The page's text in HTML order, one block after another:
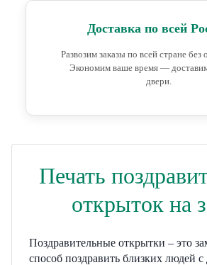
Доставка по всей
Развозим заказы по всей стране без
Экономим ваше время —
двери.
Печать
открыток на
Поздравительные открытки – это
способ поздравить близких людей